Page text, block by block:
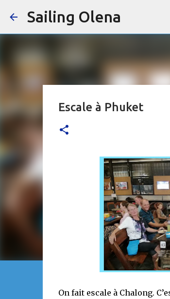
Sailing Olena
Escale à Phuket
On fait escale à Chalong.